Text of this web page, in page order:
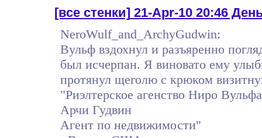
[все стенки]21-Apr-10 20:46
NeroWulf_and_ArchyGudwin:
Вульф вздохнул и разъяренно
был исчерпан. Я виновато ему
протянул щеголю с крюком
"Риэлтерское агенство Ниро
Арчи Гудвин
Агент по недвижимости"